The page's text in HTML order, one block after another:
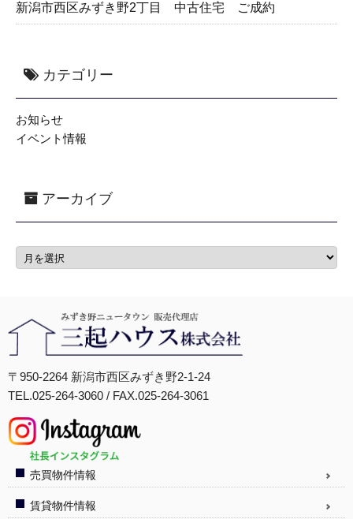
新潟市西区みずき野2丁目 中古住宅 ご成約
カテゴリー
お知らせ
イベント情報
アーカイブ
〒950-2264 新潟市西区みずき野2-1-24
TEL.025-264-3060 / FAX.025-264-3061
売買物件情報
賃貸物件情報